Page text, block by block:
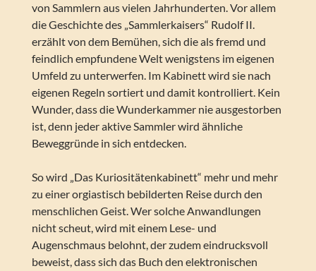
von Sammlern aus vielen Jahrhunderten. Vor allem
die Geschichte des „Sammlerkaisers“ Rudolf II.
erzählt von dem Bemühen, sich die als fremd und
feindlich empfundene Welt wenigstens im eigenen
Umfeld zu unterwerfen. Im Kabinett wird sie nach
eigenen Regeln sortiert und damit kontrolliert. Kein
Wunder, dass die Wunderkammer nie ausgestorben
ist, denn jeder aktive Sammler wird ähnliche
Beweggründe in sich entdecken.
So wird „Das Kuriositätenkabinett“ mehr und mehr
zu einer orgiastisch bebilderten Reise durch den
menschlichen Geist. Wer solche Anwandlungen
nicht scheut, wird mit einem Lese- und
Augenschmaus belohnt, der zudem eindrucksvoll
beweist, dass sich das Buch den elektronischen